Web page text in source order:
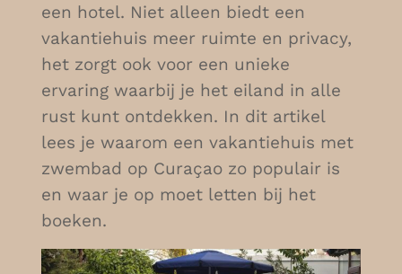
een hotel. Niet alleen biedt een
vakantiehuis meer ruimte en privacy,
het zorgt ook voor een unieke
ervaring waarbij je het eiland in alle
rust kunt ontdekken. In dit artikel
lees je waarom een vakantiehuis met
zwembad op Curaçao zo populair is
en waar je op moet letten bij het
boeken.